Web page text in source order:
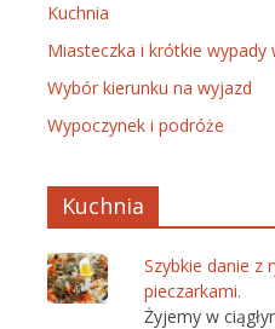
Kuchnia
Miasteczka i krótkie wypady
Wybór kierunku na wyjazd
Wypoczynek i podróże
Kuchnia
Szybkie danie z
pieczarkami.
Żyjemy w